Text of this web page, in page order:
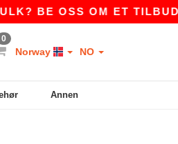
BE OSS OM ET TILBUD
0
Norway NO
Annen